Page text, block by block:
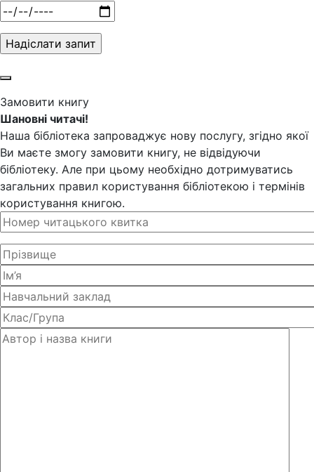
Замовити книгу
Шановні читачі!
Наша бібліотека запроваджує нову послугу, згідно якої
Ви маєте змогу замовити книгу, не відвідуючи
бібліотеку. Але при цьому необхідно дотримуватись
загальних правил користування бібліотекою і термінів
користування книгою.